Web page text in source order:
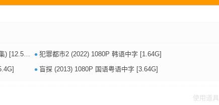
• 犯罪都市2 (2022) 1080P 韩语中字 [1.64G]
• 盲探 (2013) 1080P 国语粤语中字 [3.64G]
使用道具